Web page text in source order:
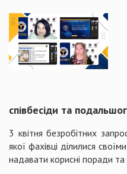
співбесіди та
3 квітня безробітних
якої фахівці ділилися
надавати корисні поради та